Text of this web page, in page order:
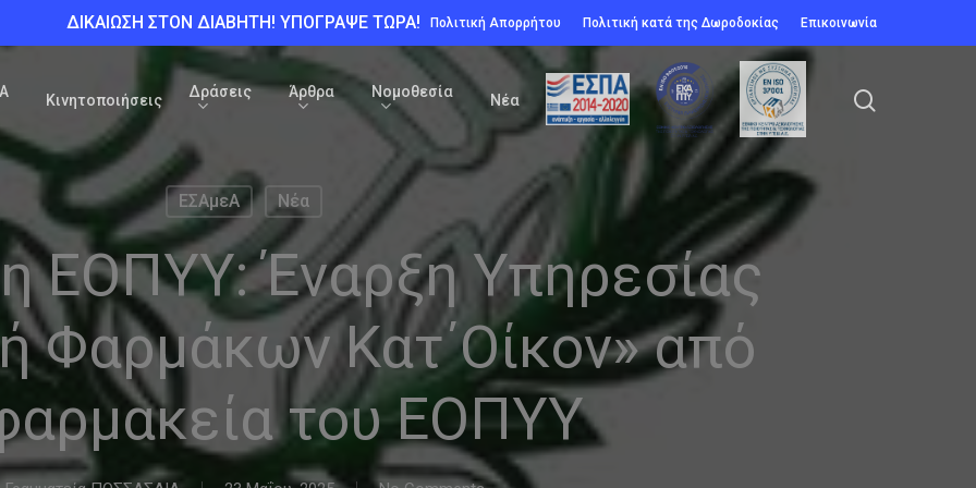
ΔΙΚΑΙΩΣΗ ΣΤΟΝ ΔΙΑΒΗΤΗ! ΥΠΟΓΡΑΨΕ ΤΩΡΑ! Πολιτική Απορρήτου Πολιτική κατά της Δωροδοκίας Επικοινωνία
Κινητοποιήσεις
Δράσεις Άρθρα Νομοθεσία
Νέα
ΕΣΑμεΑ Νέα
ΕΟΠΥΥ: Έναρξη Υπηρεσίας
Φαρμάκων Κατ΄Οίκον» από
του ΕΟΠΥΥ